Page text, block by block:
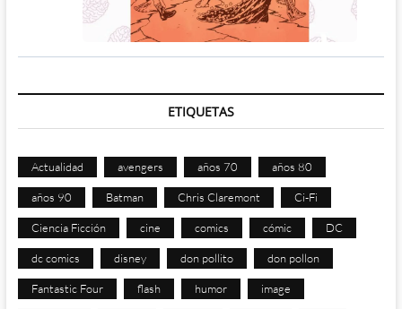
ETIQUETAS
Actualidad avengers años 70 años 80
años 90 Batman Chris Claremont Ci-Fi
Ciencia Ficción cine comics cómic DC
dc comics disney don pollito don pollon
Fantastic Four flash humor image